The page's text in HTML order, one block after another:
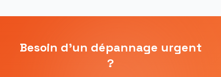
Besoin d'un dépannage urgent
?